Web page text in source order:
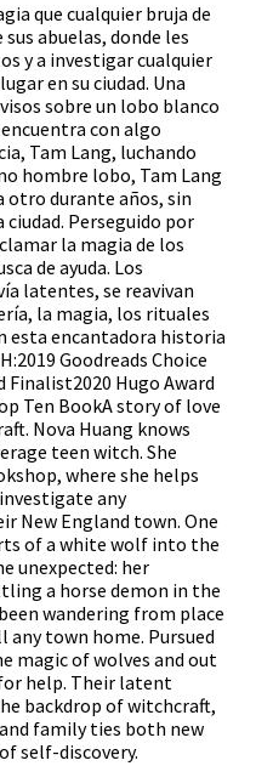
que cualquier bruja de
abuelas, donde les
y a investigar cualquier
en su ciudad. Una
sobre un lobo blanco
con algo
Tam Lang, luchando
hombre lobo, Tam Lang
otro durante años, sin
Perseguido por
la magia de los
de ayuda. Los
latentes, se reavivan
la magia, los rituales
esta encantadora historia
Goodreads Choice
Finalist2020 Hugo Award
Ten BookA story of love
Nova Huang knows
teen witch. She
where she helps
any
New England town. One
of a white wolf into the
unexpected: her
a horse demon in the
wandering from place
any town home. Pursued
magic of wolves and out
help. Their latent
backdrop of witchcraft,
family ties both new
self-discovery.